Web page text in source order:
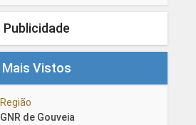
Publicidade
Mais Vistos
Região
GNR de Gouveia